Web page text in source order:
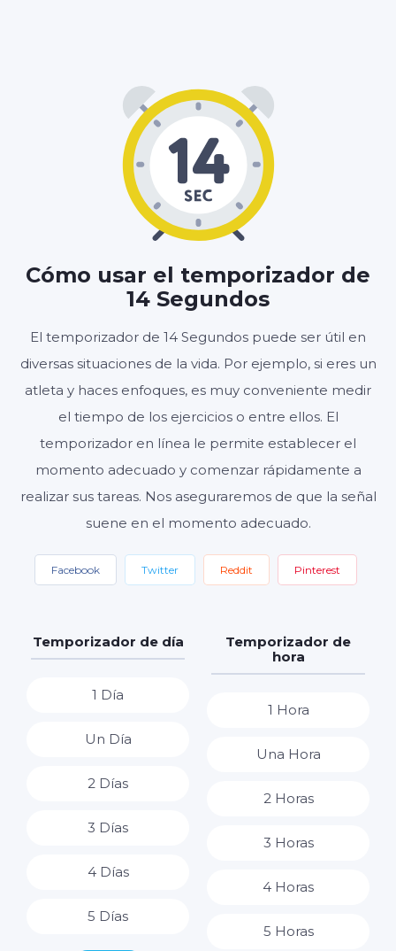
Cómo usar el temporizador de
14 Segundos
El temporizador de 14 Segundos puede ser útil en
diversas situaciones de la vida. Por ejemplo, si eres un
atleta y haces enfoques, es muy conveniente medir
el tiempo de los ejercicios o entre ellos. El
temporizador en línea le permite establecer el
momento adecuado y comenzar rápidamente a
realizar sus tareas. Nos aseguraremos de que la señal
suene en el momento adecuado.
Facebook Twitter Reddit Pinterest
Temporizador de día
1 Día
Un Día
2 Días
3 Días
4 Días
5 Días
Temporizador de
hora
1 Hora
Una Hora
2 Horas
3 Horas
4 Horas
5 Horas
00
MINUTOS
: 14
SEGUNDOS
Inicio Reiniciar Ajustes